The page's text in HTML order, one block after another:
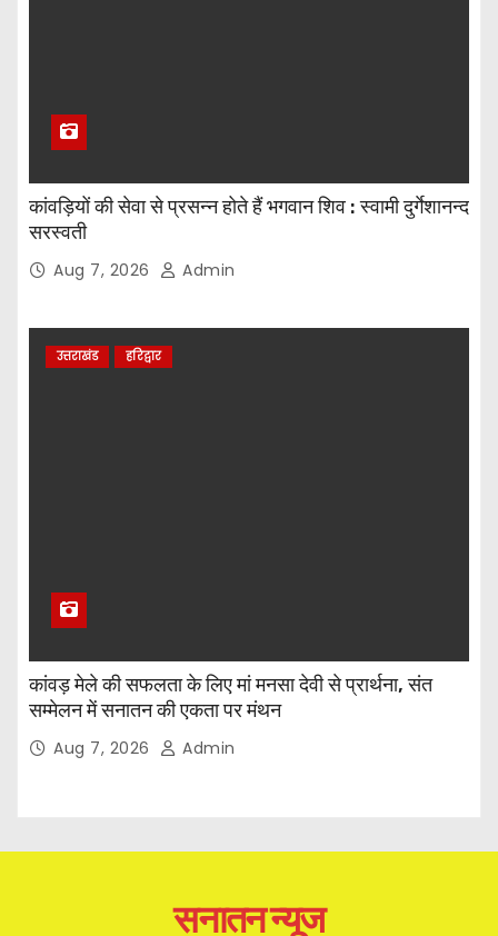
कांवड़ियों की सेवा से प्रसन्न होते हैं भगवान शिव : स्वामी दुर्गेशानन्द
सरस्वती
Aug 7, 2026 Admin
उत्तराखंड हरिद्वार
कांवड़ मेले की सफलता के लिए मां मनसा देवी से प्रार्थना, संत
सम्मेलन में सनातन की एकता पर मंथन
Aug 7, 2026 Admin
सनातन न्यूज